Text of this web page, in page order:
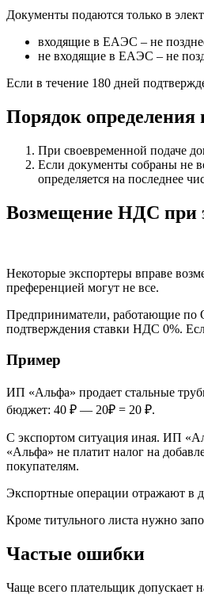
Документы подаются только в
входящие в ЕАЭС – не
не входящие в ЕАЭС – не
Если в течение 180 дней
Порядок определения
При своевременной подаче
Если документы собраны не
определяется на последнее
Возмещение НДС при
Некоторые экспортеры вправе
преференцией могут не все.
Предприниматели, работающие по
подтверждения ставки НДС 0%.
Пример
ИП «Альфа» продает стальные
бюджет: 40 ₽ — 20₽ = 20 ₽.
С экспортом ситуация иная. ИП
«Альфа» не платит налог на
покупателям.
Экспортные операции отражают в
Кроме титульного листа нужно
Частые ошибки
Чаще всего плательщик допускает